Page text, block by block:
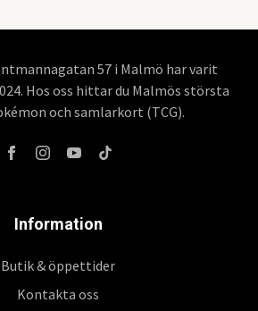
57 i Malmö har varit
Hos oss hittar du Malmös största
och samlarkort (TCG).
Information
Butik & öppettider
Kontakta oss